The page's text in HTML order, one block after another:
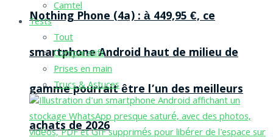
Nothing Phone (4a) : à 449,95 €, ce
smartphone Android haut de milieu de
gamme pourrait être l’un des meilleurs
achats de 2026
Camtel
Tests
Tout
Comparatifs
Prises en main
Trucs & Astuces